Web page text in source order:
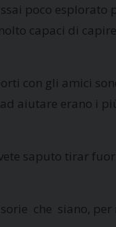
poco esplorato
capaci di
con gli amici
aiutare erano i
saputo tirar
che siano,